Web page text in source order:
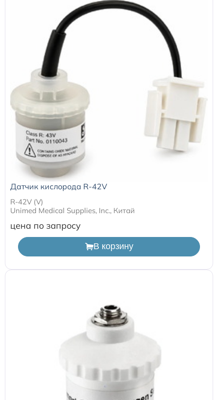
Датчик кислорода R-42V
R-42V (V)
Unimed Medical Supplies, Inc., Китай
цена по запросу
В корзину